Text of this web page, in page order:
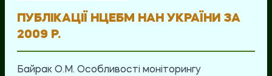
ПУБЛІКАЦІЇ НЦЕБМ НАН УКРАЇНИ ЗА
2009 Р.
Байрак О.М. Особливості моніторингу